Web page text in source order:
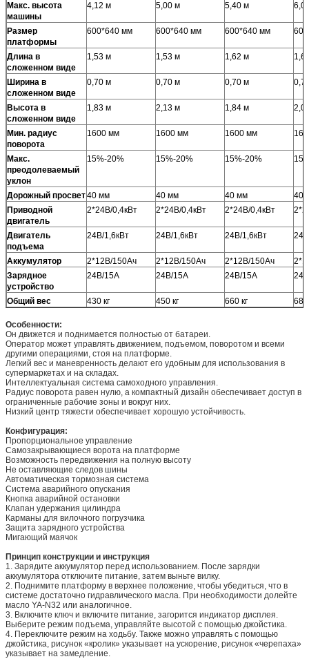
Макс. высота
машины
4,12 м 5,00 м 5,40 м
Размер
платформы
600*640 мм 600*640 мм 600*640 мм
Длина в
сложенном виде
1,53 м 1,53 м 1,62 м
Ширина в
сложенном виде
0,70 м 0,70 м 0,70 м
Высота в
сложенном виде
1,83 м 2,13 м 1,84 м
Мин. радиус
поворота
1600 мм 1600 мм 1600 мм
Макс.
преодолеваемый
уклон
15%-20% 15%-20% 15%-20%
Дорожный просвет40 мм 40 мм 40 мм
40
Приводной
двигатель
2*24В/0,4кВт 2*24В/0,4кВт 2*24В/0,4кВт
Двигатель
подъема
24В/1,6кВт 24В/1,6кВт 24В/1,6кВт
Аккумулятор 2*12В/150Ач 2*12В/150Ач 2*12В/150Ач
Зарядное
устройство
24В/15А 24В/15А 24В/15А
Общий вес 430 кг 450 кг 660 кг 680
Особенности:
Он движется и поднимается полностью от батареи.
Оператор может управлять движением, подъемом, поворотом и всеми
другими операциями, стоя на платформе.
Легкий вес и маневренность делают его удобным для использования в
супермаркетах и на складах.
Интеллектуальная система самоходного управления.
Радиус поворота равен нулю, а компактный дизайн обеспечивает доступ в
ограниченные рабочие зоны и вокруг них.
Низкий центр тяжести обеспечивает хорошую устойчивость.
Конфигурация:
Пропорциональное управление
Самозакрывающиеся ворота на платформе
Возможность передвижения на полную высоту
Не оставляющие следов шины
Автоматическая тормозная система
Система аварийного опускания
Кнопка аварийной остановки
Клапан удержания цилиндра
Карманы для вилочного погрузчика
Защита зарядного устройства
Мигающий маячок
Принцип конструкции и инструкция
1. Зарядите аккумулятор перед использованием. После зарядки
аккумулятора отключите питание, затем выньте вилку.
2. Поднимите платформу в верхнее положение, чтобы убедиться, что в
системе достаточно гидравлического масла. При необходимости долейте
масло YA-N32 или аналогичное.
3. Включите ключ и включите питание, загорится индикатор дисплея.
Выберите режим подъема, управляйте высотой с помощью джойстика.
4. Переключите режим на ходьбу. Также можно управлять с помощью
джойстика, рисунок «кролик» указывает на ускорение, рисунок «черепаха»
указывает на замедление.